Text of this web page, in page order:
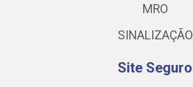
MRO
SINALIZAÇÃO
Site Seguro